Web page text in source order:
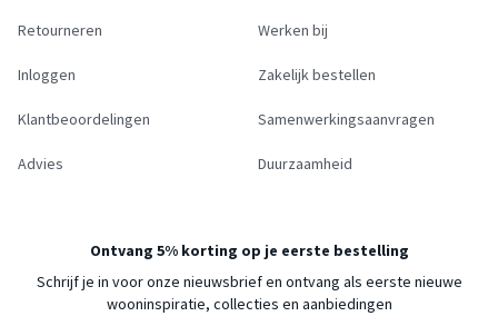
Retourneren
Inloggen
Klantbeoordelingen
Advies
Werken bij
Zakelijk bestellen
Samenwerkingsaanvragen
Duurzaamheid
Ontvang 5% korting op je eerste bestelling
Schrijf je in voor onze nieuwsbrief en ontvang als eerste nieuwe
wooninspiratie, collecties en aanbiedingen